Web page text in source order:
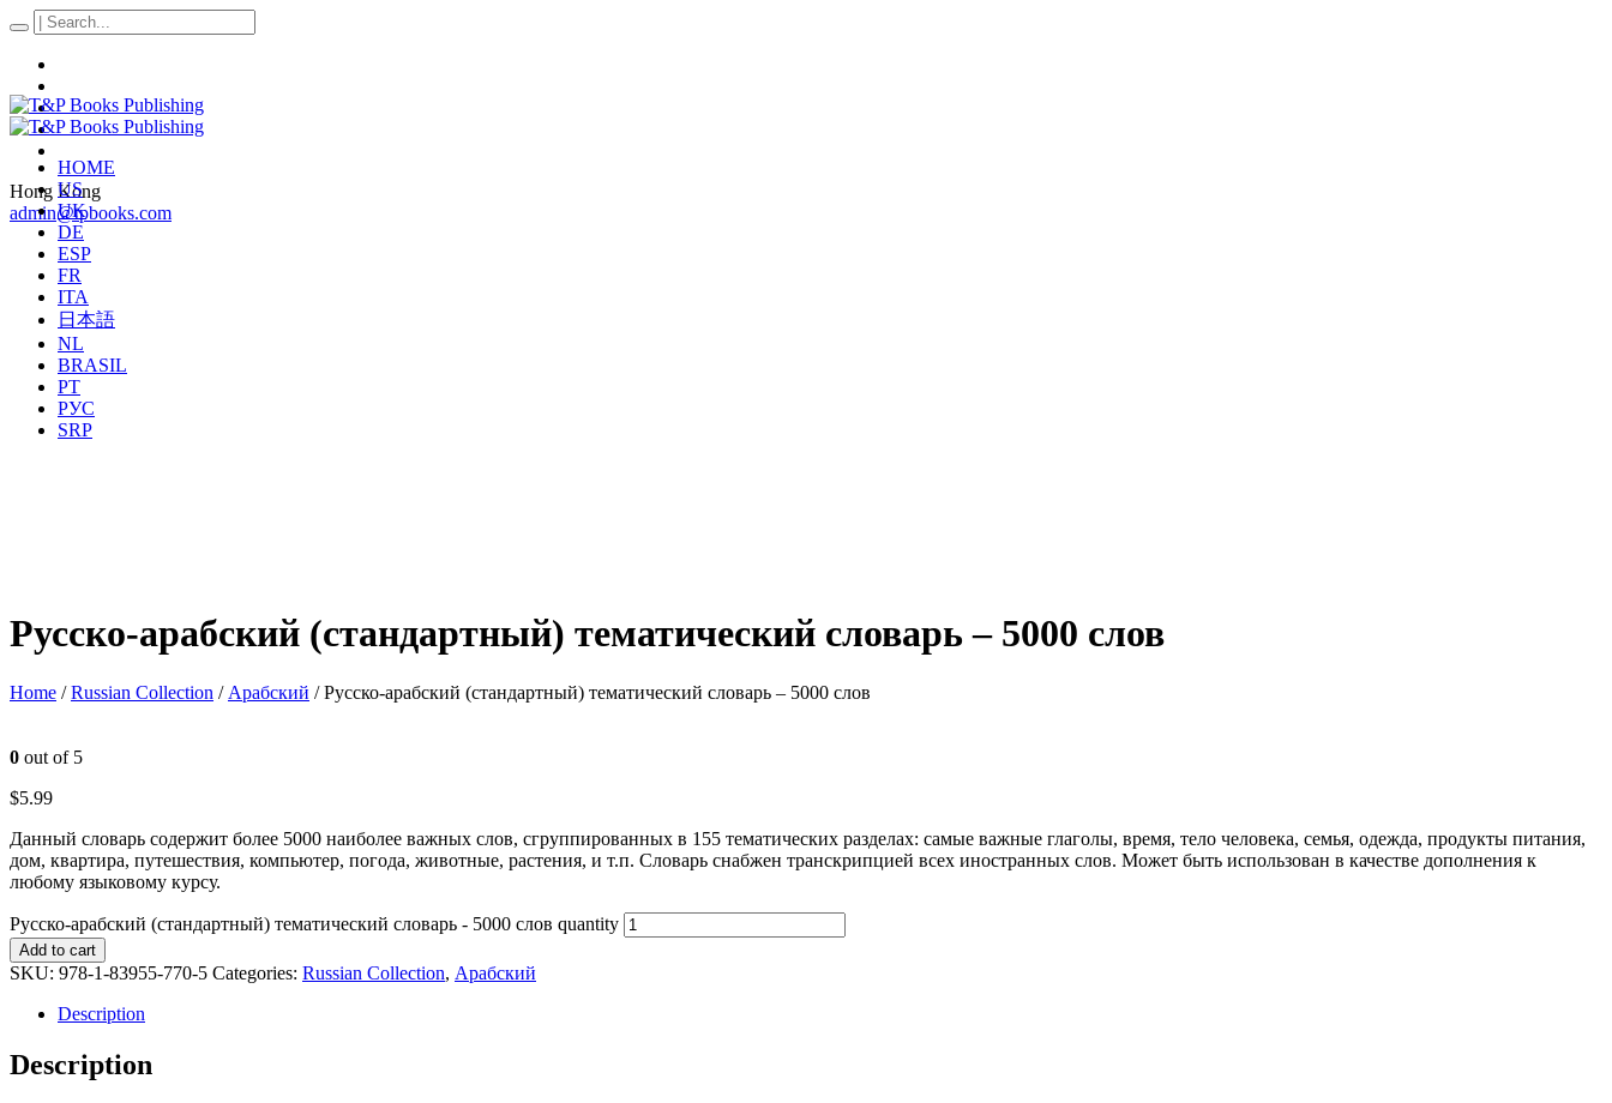
Hong Kong
admin@tpbooks.com
HOME
US
UK
DE
ESP
FR
ITA
日本語
NL
BRASIL
PT
РУС
SRP
Русско-арабский (стандартный) тематический словарь – 5000 слов
Home /Russian Collection / Арабский / Русско-арабский (стандартный) тематический словарь – 5000 слов
0 out of 5
$5.99
Данный словарь содержит более 5000 наиболее важных слов, сгруппированных в 155 тематических разделах: самые важные глаголы, время, тело человека, семья, одежда, продукты питания,
дом, квартира, путешествия, компьютер, погода, животные, растения, и т.п. Словарь снабжен транскрипцией всех иностранных слов. Может быть использован в качестве дополнения к
любому языковому курсу.
Русско-арабский (стандартный) тематический словарь - 5000 слов quantity
Add to cart
SKU: 978-1-83955-770-5 Categories: Russian Collection, Арабский
Description
Description